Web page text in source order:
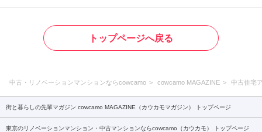
トップページへ戻る
中古・リノベーションマンションならcowcamo cowcamo MAGAZINE 中古住宅
街と暮らしの先輩マガジン cowcamo MAGAZINE（カウカモマガジン） トップページ
東京のリノベーションマンション・中古マンションならcowcamo（カウカモ） トップページ